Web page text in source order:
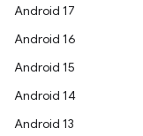
Android 17
Android 16
Android 15
Android 14
Android 13